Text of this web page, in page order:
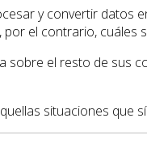
y convertir datos
por el contrario, cuáles
el resto de sus
situaciones que